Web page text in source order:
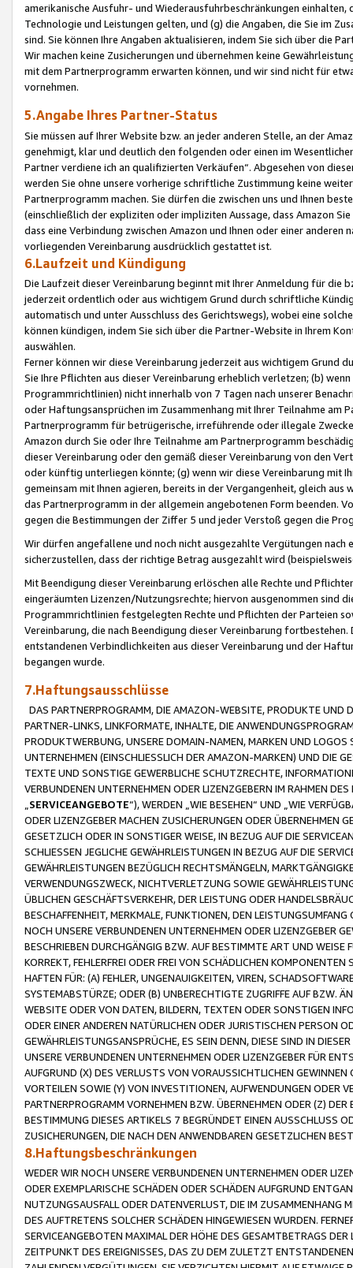
amerikanische Ausfuhr- und Wiederausfuhrbeschränkungen
Technologie und Leistungen gelten, und (g) die Angaben, die Sie im
sind. Sie können Ihre Angaben aktualisieren, indem Sie sich über die
Wir machen keine Zusicherungen und übernehmen keine
mit dem Partnerprogramm erwarten können, und wir sind nicht für
vornehmen.
5.Angabe Ihres Partner-Status
Sie müssen auf Ihrer Website bzw. an jeder anderen Stelle, an der
genehmigt, klar und deutlich den folgenden oder einen im
Partner verdiene ich an qualifizierten Verkäufen“. Abgesehen von
werden Sie ohne unsere vorherige schriftliche Zustimmung keine
Partnerprogramm machen. Sie dürfen die zwischen uns und Ihnen
(einschließlich der expliziten oder impliziten Aussage, dass Amazon
dass eine Verbindung zwischen Amazon und Ihnen oder einer
vorliegenden Vereinbarung ausdrücklich gestattet ist.
6.Laufzeit und Kündigung
Die Laufzeit dieser Vereinbarung beginnt mit Ihrer Anmeldung für die
jederzeit ordentlich oder aus wichtigem Grund durch schriftliche
automatisch und unter Ausschluss des Gerichtswegs), wobei eine
können kündigen, indem Sie sich über die Partner-Website in Ihrem
auswählen.
Ferner können wir diese Vereinbarung jederzeit aus wichtigem Grund
Sie Ihre Pflichten aus dieser Vereinbarung erheblich verletzen; (b)
Programmrichtlinien) nicht innerhalb von 7 Tagen nach unserer
oder Haftungsansprüchen im Zusammenhang mit Ihrer Teilnahme am
Partnerprogramm für betrügerische, irreführende oder illegale
Amazon durch Sie oder Ihre Teilnahme am Partnerprogramm
dieser Vereinbarung oder den gemäß dieser Vereinbarung von den
oder künftig unterliegen könnte; (g) wenn wir diese Vereinbarung mit
gemeinsam mit Ihnen agieren, bereits in der Vergangenheit, gleich
das Partnerprogramm in der allgemein angebotenen Form beenden.
gegen die Bestimmungen der Ziffer 5 und jeder Verstoß gegen die
Wir dürfen angefallene und noch nicht ausgezahlte Vergütungen
sicherzustellen, dass der richtige Betrag ausgezahlt wird
Mit Beendigung dieser Vereinbarung erlöschen alle Rechte und
eingeräumten Lizenzen/Nutzungsrechte; hiervon ausgenommen sind
Programmrichtlinien festgelegten Rechte und Pflichten der Parteien
Vereinbarung, die nach Beendigung dieser Vereinbarung
entstandenen Verbindlichkeiten aus dieser Vereinbarung und der
begangen wurde.
7.Haftungsausschlüsse
DAS PARTNERPROGRAMM, DIE AMAZON-WEBSITE, PRODUKTE UND
PARTNER-LINKS, LINKFORMATE, INHALTE, DIE
PRODUKTWERBUNG, UNSERE DOMAIN-NAMEN, MARKEN UND
UNTERNEHMEN (EINSCHLIESSLICH DER AMAZON-MARKEN) UND DIE
TEXTE UND SONSTIGE GEWERBLICHE SCHUTZRECHTE,
VERBUNDENEN UNTERNEHMEN ODER LIZENZGEBERN IM RAHMEN
SERVICEANGEBOTE“), WERDEN „WIE BESEHEN“ UND „WIE
ODER LIZENZGEBER MACHEN ZUSICHERUNGEN ODER ÜBERNEHMEN
GESETZLICH ODER IN SONSTIGER WEISE, IN BEZUG AUF DIE
SCHLIESSEN JEGLICHE GEWÄHRLEISTUNGEN IN BEZUG AUF DIE
GEWÄHRLEISTUNGEN BEZÜGLICH RECHTSMÄNGELN,
VERWENDUNGSZWECK, NICHTVERLETZUNG SOWIE
ÜBLICHEN GESCHÄFTSVERKEHR, DER LEISTUNG ODER
BESCHAFFENHEIT, MERKMALE, FUNKTIONEN, DEN
NOCH UNSERE VERBUNDENEN UNTERNEHMEN ODER LIZENZGEBER
BESCHRIEBEN DURCHGÄNGIG BZW. AUF BESTIMMTE ART UND
KORREKT, FEHLERFREI ODER FREI VON SCHÄDLICHEN
HAFTEN FÜR: (A) FEHLER, UNGENAUIGKEITEN, VIREN,
SYSTEMABSTÜRZE; ODER (B) UNBERECHTIGTE ZUGRIFFE AUF BZW.
WEBSITE ODER VON DATEN, BILDERN, TEXTEN ODER SONSTIGEN
ODER EINER ANDEREN NATÜRLICHEN ODER JURISTISCHEN PERSON
GEWÄHRLEISTUNGSANSPRÜCHE, ES SEIN DENN, DIESE SIND IN
UNSERE VERBUNDENEN UNTERNEHMEN ODER LIZENZGEBER FÜR
AUFGRUND (X) DES VERLUSTS VON VORAUSSICHTLICHEN
VORTEILEN SOWIE (Y) VON INVESTITIONEN, AUFWENDUNGEN ODER
PARTNERPROGRAMM VORNEHMEN BZW. ÜBERNEHMEN ODER (Z)
BESTIMMUNG DIESES ARTIKELS 7 BEGRÜNDET EINEN AUSSCHLUSS
ZUSICHERUNGEN, DIE NACH DEN ANWENDBAREN GESETZLICHEN
8.Haftungsbeschränkungen
WEDER WIR NOCH UNSERE VERBUNDENEN UNTERNEHMEN ODER
ODER EXEMPLARISCHE SCHÄDEN ODER SCHÄDEN AUFGRUND
NUTZUNGSAUSFALL ODER DATENVERLUST, DIE IM ZUSAMMENHANG
DES AUFTRETENS SOLCHER SCHÄDEN HINGEWIESEN WURDEN.
SERVICEANGEBOTEN MAXIMAL DER HÖHE DES GESAMTBETRAGS
ZEITPUNKT DES EREIGNISSES, DAS ZU DEM ZULETZT